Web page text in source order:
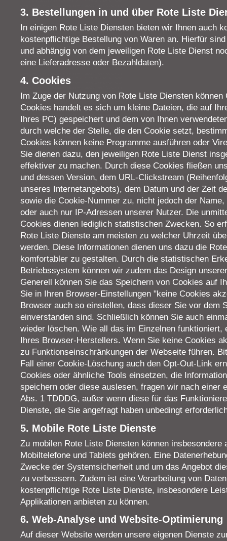
3. Bestellungen in und über Rote Liste
In einigen Rote Liste Diensten bieten wir Ihnen auch
kostenpflichtige Bestellung von Waren an. Hierfür
und abhängig von dem jeweiligen Rote Liste Dienst
eine Lieferadresse oder Bezahldaten).
4. Cookies
Im Zuge der Nutzung von Rote Liste Diensten
Cookies handelt es sich um kleine Dateien, die auf
Ihres PC) gespeichert und dem von Ihnen
durch welche der Stelle, die den Cookie setzt,
Cookies können keine Programme ausführen oder
Sie dienen dazu, den jeweiligen Rote Liste Dienst
effektiver zu machen. Durch diese Cookies fließen
und dessen Version, dem URL-Clickstream
unseres Internetangebots), dem Datum und der Zeit
sowie die Cookie-Nummer zu, nicht jedoch der
oder auch nur IP-Adressen unserer Nutzer. Die
Cookies dienen lediglich statistischen Zwecken. So
Rote Liste Dienste am meisten zu welcher Uhrzeit
werden. Diese Informationen dienen uns dazu die
komfortabler zu gestalten. Durch die statistischen
Betriebssystem können wir zudem das Design
Generell können Sie das Speichern von Cookies auf
Sie in Ihren Browser-Einstellungen "keine Cookies
Browser auch so einstellen, dass dieser Sie vor dem
einverstanden sind. Schließlich können Sie auch
wieder löschen. Wie all das im Einzelnen funktioniert,
Ihres Browser-Herstellers. Wenn Sie keine Cookies
zu Funktionseinschränkungen der Webseite führen.
Fall einer Cookie-Löschung auch den Opt-Out-Link
Cookies oder ähnliche Tools einsetzen, die
speichern oder diese auslesen, fragen wir nach einer
Abs. 1 TDDDG, außer wenn diese für das
Dienste, die Sie angefragt haben unbedingt
5. Mobile Rote Liste Dienste
Zu mobilen Rote Liste Diensten können insbesondere
Mobiltelefone und Tablets gehören. Eine
Zwecke der Systemsicherheit und um das Angebot
zu verbessern. Zudem ist eine Verarbeitung von
kostenpflichtige Rote Liste Dienste, insbesondere
Applikationen anbieten zu können.
6. Web-Analyse und Website-Optimierung
Auf dieser Website werden unsere eigenen Dienste